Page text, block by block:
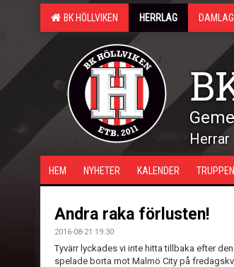
BK HÖLLVIKEN HERRLAG DAMLAG
Herrar
HEM NYHETER KALENDER TRUPPEN
Andra raka förlusten!
2016-08-21 19:30
Tyvärr lyckades vi inte hitta tillbaka efter
spelade borta mot Malmö City på